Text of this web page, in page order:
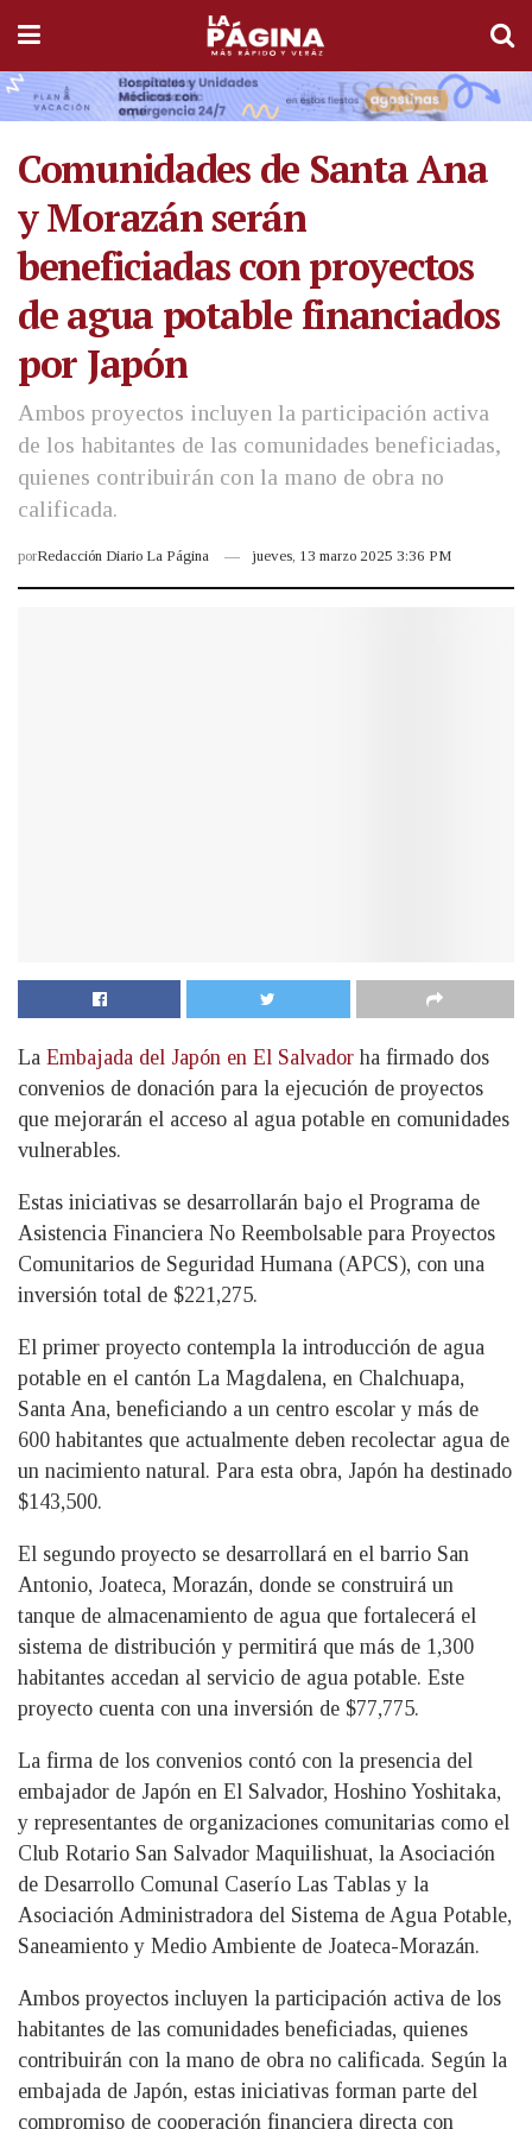
Comunidades de Santa Ana
y Morazán serán
beneficiadas con proyectos
de agua potable financiados
por Japón
Ambos proyectos incluyen la participación activa
de los habitantes de las comunidades beneficiadas,
quienes contribuirán con la mano de obra no
calificada.
porRedacción Diario La Página jueves, 13 marzo 2025 3:36 PM
La Embajada del Japón en El Salvador ha firmado dos
convenios de donación para la ejecución de proyectos
que mejorarán el acceso al agua potable en comunidades
vulnerables.
Estas iniciativas se desarrollarán bajo el Programa de
Asistencia Financiera No Reembolsable para Proyectos
Comunitarios de Seguridad Humana (APCS), con una
inversión total de $221,275.
El primer proyecto contempla la introducción de agua
potable en el cantón La Magdalena, en Chalchuapa,
Santa Ana, beneficiando a un centro escolar y más de
600 habitantes que actualmente deben recolectar agua de
un nacimiento natural. Para esta obra, Japón ha destinado
$143,500.
El segundo proyecto se desarrollará en el barrio San
Antonio, Joateca, Morazán, donde se construirá un
tanque de almacenamiento de agua que fortalecerá el
sistema de distribución y permitirá que más de 1,300
habitantes accedan al servicio de agua potable. Este
proyecto cuenta con una inversión de $77,775.
La firma de los convenios contó con la presencia del
embajador de Japón en El Salvador, Hoshino Yoshitaka,
y representantes de organizaciones comunitarias como el
Club Rotario San Salvador Maquilishuat, la Asociación
de Desarrollo Comunal Caserío Las Tablas y la
Asociación Administradora del Sistema de Agua Potable,
Saneamiento y Medio Ambiente de Joateca-Morazán.
Ambos proyectos incluyen la participación activa de los
habitantes de las comunidades beneficiadas, quienes
contribuirán con la mano de obra no calificada. Según la
embajada de Japón, estas iniciativas forman parte del
compromiso de cooperación financiera directa con